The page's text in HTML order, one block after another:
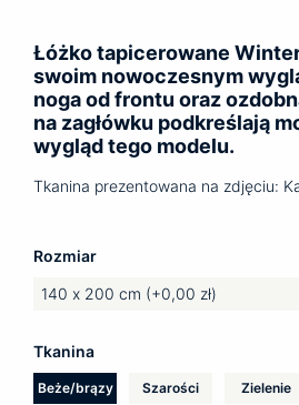
Łóżko tapicerowane
swoim nowoczesnym
noga od frontu oraz
na zagłówku podkreślają
wygląd tego modelu.
Tkanina prezentowana na zdjęciu:
Rozmiar
Tkanina
Beże/brązy Szarości Zielenie